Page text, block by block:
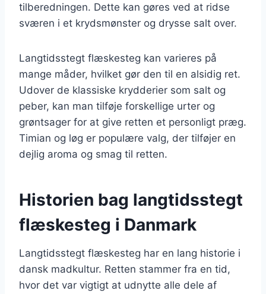
tilberedningen. Dette kan gøres ved at ridse
sværen i et krydsmønster og drysse salt over.
Langtidsstegt flæskesteg kan varieres på
mange måder, hvilket gør den til en alsidig ret.
Udover de klassiske krydderier som salt og
peber, kan man tilføje forskellige urter og
grøntsager for at give retten et personligt præg.
Timian og løg er populære valg, der tilføjer en
dejlig aroma og smag til retten.
Historien bag langtidsstegt
flæskesteg i Danmark
Langtidsstegt flæskesteg har en lang historie i
dansk madkultur. Retten stammer fra en tid,
hvor det var vigtigt at udnytte alle dele af